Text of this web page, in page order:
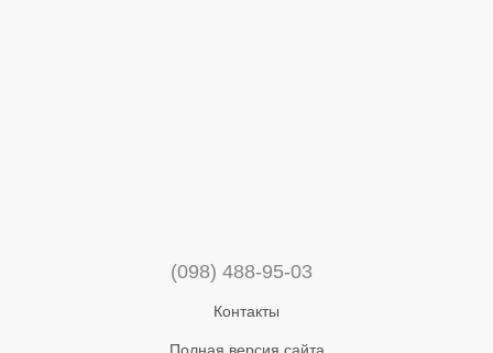
(098) 488-95-03
Контакты
Полная версия сайта